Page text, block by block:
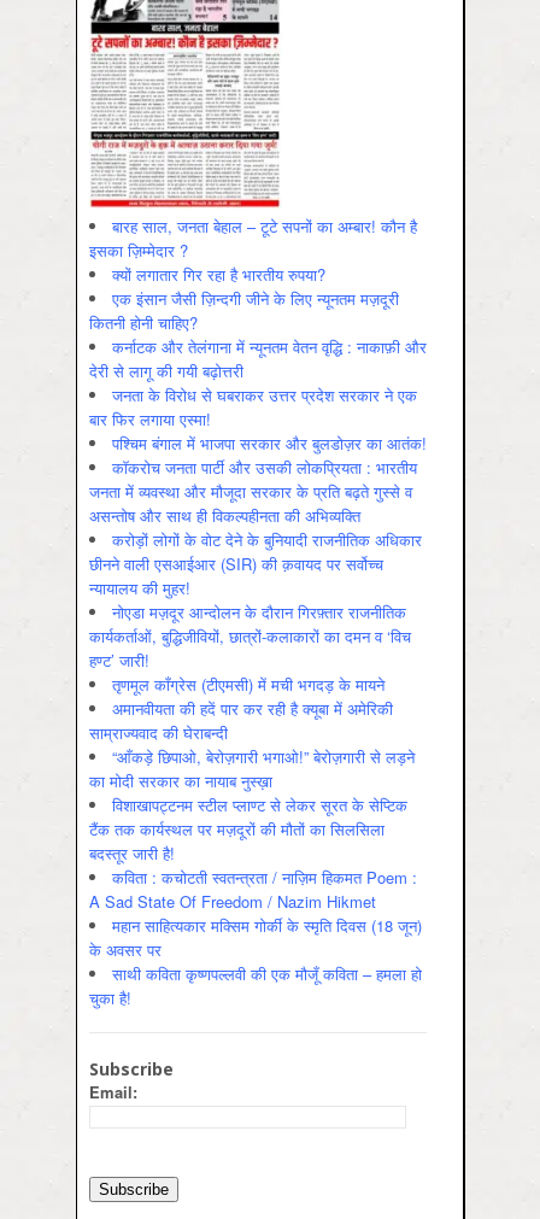
बारह साल, जनता बेहाल – टूटे सपनों का अम्बार! कौन है
इसका ज़िम्मेदार ?
क्यों लगातार गिर रहा है भारतीय रुपया?
एक इंसान जैसी ज़िन्दगी जीने के लिए न्यूनतम मज़दूरी
कितनी होनी चाहिए?
कर्नाटक और तेलंगाना में न्यूनतम वेतन वृद्धि : नाकाफ़ी और
देरी से लागू की गयी बढ़ोत्तरी
जनता के विरोध से घबराकर उत्तर प्रदेश सरकार ने एक
बार फिर लगाया एस्मा!
पश्चिम बंगाल में भाजपा सरकार और बुलडोज़र का आतंक!
कॉकरोच जनता पार्टी और उसकी लोकप्रियता : भारतीय
जनता में व्‍यवस्‍था और मौजूदा सरकार के प्रति बढ़ते गुस्‍से व
असन्‍तोष और साथ ही विकल्‍पहीनता की अभिव्‍यक्ति
करोड़ों लोगों के वोट देने के बुनियादी राजनीतिक अधिकार
छीनने वाली एसआईआर (SIR) की क़वायद पर सर्वोच्च
न्यायालय की मुहर!
नोएडा मज़दूर आन्दोलन के दौरान गिरफ़्तार राजनीतिक
कार्यकर्ताओं, बुद्धिजीवियों, छात्रों-कलाकारों का दमन व ‘विच
हण्ट’ जारी!
तृणमूल काँग्रेस (टीएमसी) में मची भगदड़ के मायने
अमानवीयता की हदें पार कर रही है क्यूबा में अमेरिकी
साम्राज्यवाद की घेराबन्दी
“आँकड़े छिपाओ, बेरोज़गारी भगाओ!” बेरोज़गारी से लड़ने
का मोदी सरकार का नायाब नुस्ख़ा
विशाखापट्टनम स्टील प्लाण्ट से लेकर सूरत के सेप्टिक
टैंक तक कार्यस्थल पर मज़दूरों की मौतों का सिलसिला
बदस्तूर जारी है!
कविता : कचोटती स्वतन्त्रता / नाज़िम हिकमत Poem :
A Sad State Of Freedom / Nazim Hikmet
महान साहित्यकार मक्सिम गोर्की के स्मृति दिवस (18 जून)
के अवसर पर
साथी कविता कृष्णपल्लवी की एक मौजूँ कविता – हमला हो
चुका है!
Subscribe
Email: